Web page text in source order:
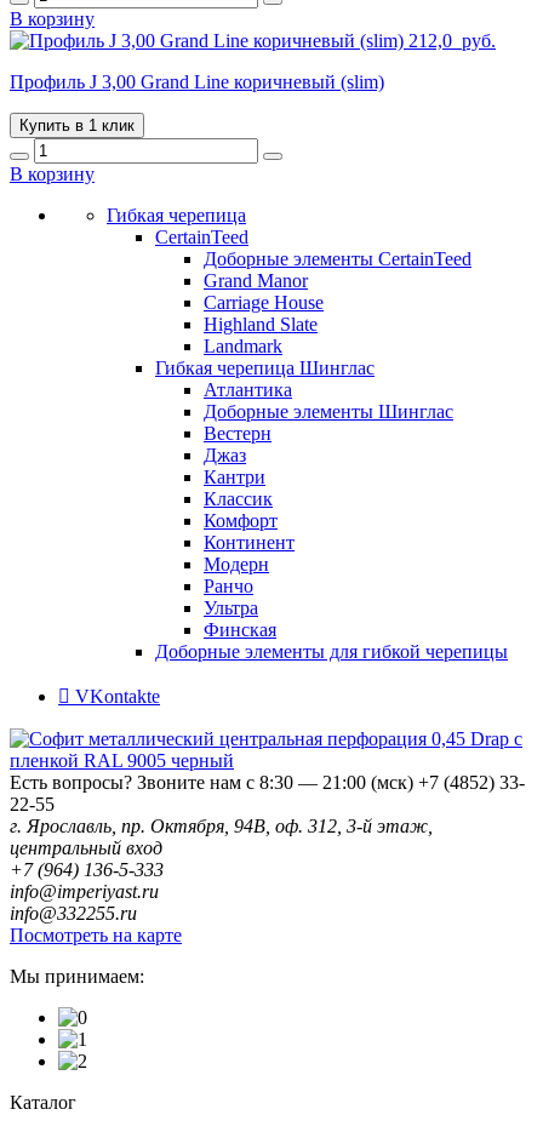
В корзину
212,0 руб.
Профиль J 3,00 Grand Line коричневый (slim)
Купить в 1 клик
В корзину
Гибкая черепица
CertainTeed
Доборные элементы CertainTeed
Grand Manor
Carriage House
Highland Slate
Landmark
Гибкая черепица Шинглас
Атлантика
Доборные элементы Шинглас
Вестерн
Джаз
Кантри
Классик
Комфорт
Континент
Модерн
Ранчо
Ультра
Финская
Доборные элементы для гибкой черепицы
VKontakte
Есть вопросы? Звоните нам с 8:30 — 21:00 (мск) +7 (4852) 33-
22-55
г. Ярославль, пр. Октября, 94В, оф. 312, 3-й этаж,
центральный вход
+7 (964) 136-5-333
info@imperiyast.ru
info@332255.ru
Посмотреть на карте
Мы принимаем:
Каталог